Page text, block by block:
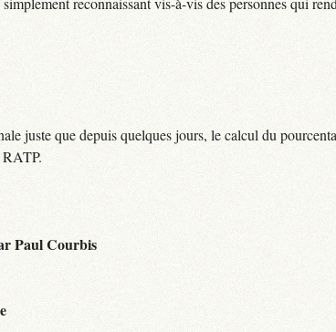
juste que depuis quelques jours, le calcul du
Paul Courbis